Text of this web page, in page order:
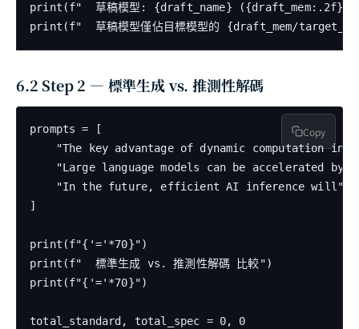
print(f"  草稿模型: {draft_name} ({draft_mem:.2f}
6.2 Step 2 — 標準生成 vs. 推測性解碼
prompts = [
"The key advantage of dynamic computation in
    "Large language models can be accelerated by",
    "In the future, efficient AI inference will",
]
print(f"{'='*70}")
print(f"  標準生成 vs. 推測性解碼 比較")
print(f"{'='*70}")
total_standard, total_spec = 0, 0
Copy